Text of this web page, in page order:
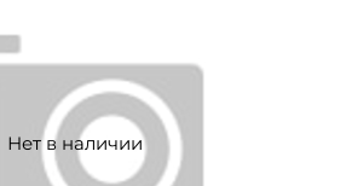
Нет в наличии